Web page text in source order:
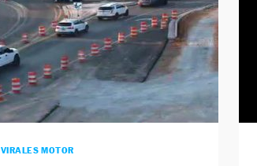
VIRALES MOTOR